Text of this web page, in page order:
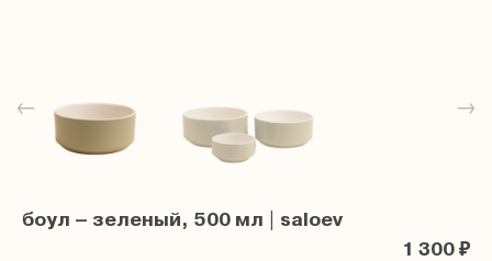
← →
боул – зеленый, 500 мл | saloev
1 300 ₽